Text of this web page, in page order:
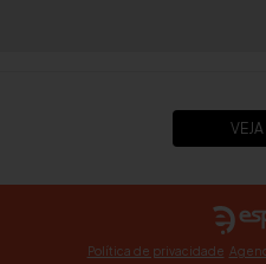
Política de privacidade